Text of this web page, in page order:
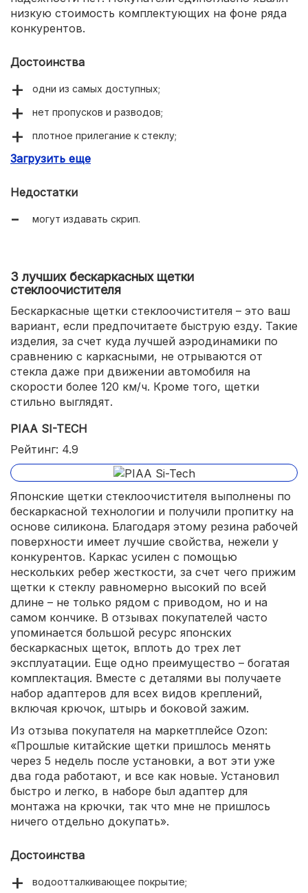
низкую стоимость комплектующих на фоне ряда
конкурентов.
Достоинства
одни из самых доступных;
нет пропусков и разводов;
плотное прилегание к стеклу;
есть адаптеры всех видов.
Загрузить еще
Недостатки
могут издавать скрип.
3 лучших бескаркасных щетки
стеклоочистителя
Бескаркасные щетки стеклоочистителя – это ваш
вариант, если предпочитаете быструю езду. Такие
изделия, за счет куда лучшей аэродинамики по
сравнению с каркасными, не отрываются от
стекла даже при движении автомобиля на
скорости более 120 км/ч. Кроме того, щетки
стильно выглядят.
PIAA SI-TECH
Рейтинг: 4.9
Японские щетки стеклоочистителя выполнены по
бескаркасной технологии и получили пропитку на
основе силикона. Благодаря этому резина рабочей
поверхности имеет лучшие свойства, нежели у
конкурентов. Каркас усилен с помощью
нескольких ребер жесткости, за счет чего прижим
щетки к стеклу равномерно высокий по всей
длине – не только рядом с приводом, но и на
самом кончике. В отзывах покупателей часто
упоминается большой ресурс японских
бескаркасных щеток, вплоть до трех лет
эксплуатации. Еще одно преимущество – богатая
комплектация. Вместе с деталями вы получаете
набор адаптеров для всех видов креплений,
включая крючок, штырь и боковой зажим.
Из отзыва покупателя на маркетплейсе Ozon:
«Прошлые китайские щетки пришлось менять
через 5 недель после установки, а вот эти уже
два года работают, и все как новые. Установил
быстро и легко, в наборе был адаптер для
монтажа на крючки, так что мне не пришлось
ничего отдельно докупать».
Достоинства
водоотталкивающее покрытие;